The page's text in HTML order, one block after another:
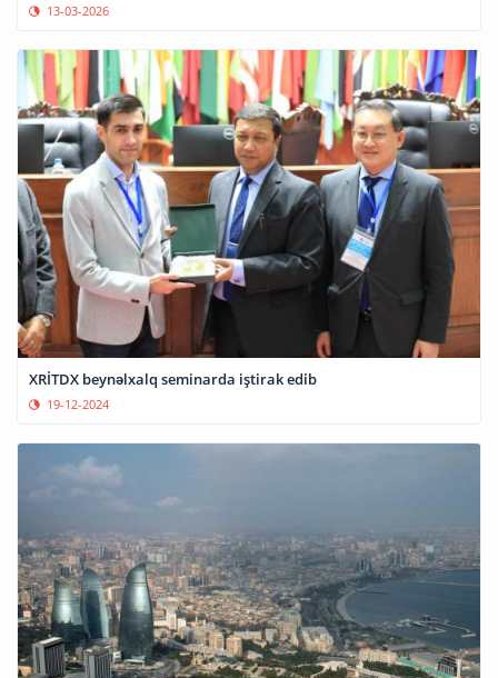
13-03-2026
XRİTDX beynəlxalq seminarda iştirak edib
19-12-2024